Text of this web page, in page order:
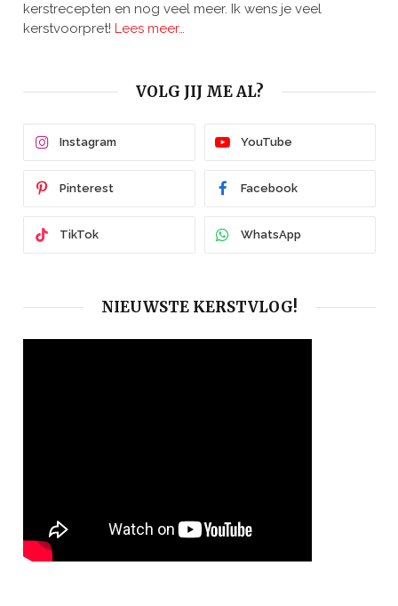
kerstrecepten en nog veel meer. Ik wens je veel
kerstvoorpret! Lees meer…
VOLG JIJ ME AL?
Instagram YouTube
Pinterest Facebook
TikTok WhatsApp
NIEUWSTE KERSTVLOG!